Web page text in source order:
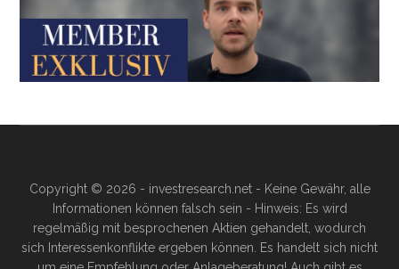
Copyright © 2026 - investresearch.net - Keine Gewähr, alle
Informationen können falsch sein - Hinweis: Es wird
regelmäßig mit besprochenen Aktien gehandelt, wodurch
sich Interessenkonflikte ergeben können. Es handelt sich nicht